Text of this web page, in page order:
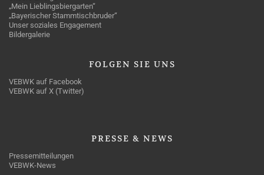
„Mein Lieblingsbiergarten“
„Bayerischer Stammtischbruder“
Unser soziales Engagement
Bildergalerie
FOLGEN SIE UNS
VEBWK auf Facebook
VEBWK auf X (Twitter)
PRESSE & NEWS
Pressemitteilungen
VEBWK-News